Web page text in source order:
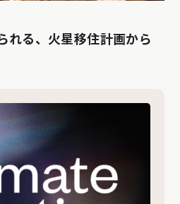
れる、火星移住計画から